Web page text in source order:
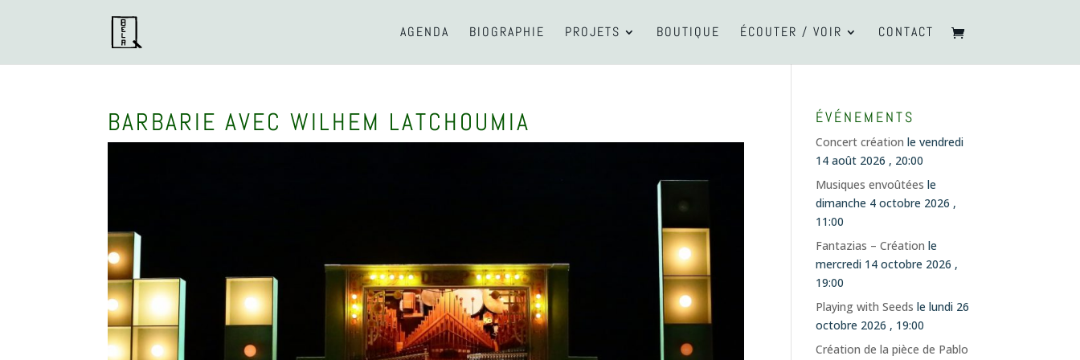
AGENDA BIOGRAPHIE PROJETS BOUTIQUE ÉCOUTER / VOIR CONTACT
BARBARIE AVEC WILHEM LATCHOUMIA ÉVÉNEMENTS
Concert création le vendredi
14 août 2026 , 20:00
Musiques envoûtées le
dimanche 4 octobre 2026 ,
11:00
Fantazias – Création le
mercredi 14 octobre 2026 ,
19:00
Playing with Seeds le lundi 26
octobre 2026 , 19:00
Création de la pièce de Pablo